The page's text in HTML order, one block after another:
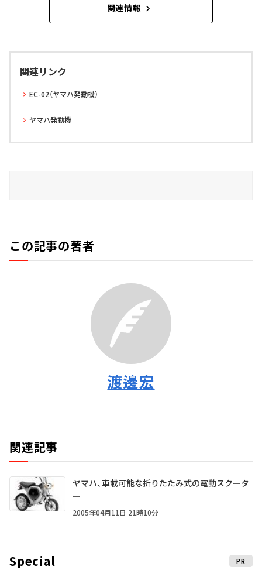
関連情報
関連リンク
EC-02（ヤマハ発動機）
ヤマハ発動機
この記事の著者
渡邊宏
関連記事
ヤマハ、車載可能な折りたたみ式の電動スクータ
ー
2005年04月11日 21時10分
Special PR